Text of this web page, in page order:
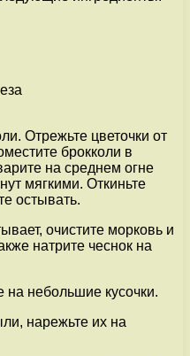
Отрежьте цветочки от
брокколи в
на среднем огне
мягкими. Откиньте
остывать.
очистите морковь и
натрите чеснок на
на небольшие кусочки.
нарежьте их на